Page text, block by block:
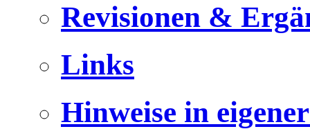
Revisionen &
Links
Hinweise in